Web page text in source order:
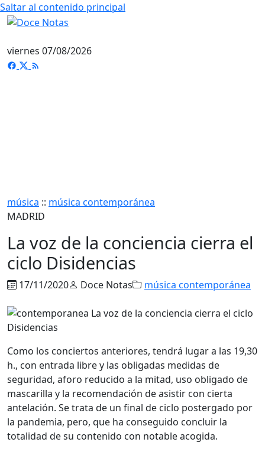
Saltar al contenido principal
viernes 07/08/2026
música :: música contemporánea
MADRID
La voz de la conciencia cierra el
ciclo Disidencias
17/11/2020 Doce Notas música contemporánea
Como los conciertos anteriores, tendrá lugar a las 19,30
h., con entrada libre y las obligadas medidas de
seguridad, aforo reducido a la mitad, uso obligado de
mascarilla y la recomendación de asistir con cierta
antelación. Se trata de un final de ciclo postergado por
la pandemia, pero, que ha conseguido concluir la
totalidad de su contenido con notable acogida.